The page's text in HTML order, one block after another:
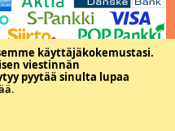
käyttäjäkokemustasi.
viestinnän
pyytää sinulta lupaa
.
valtuuskunta